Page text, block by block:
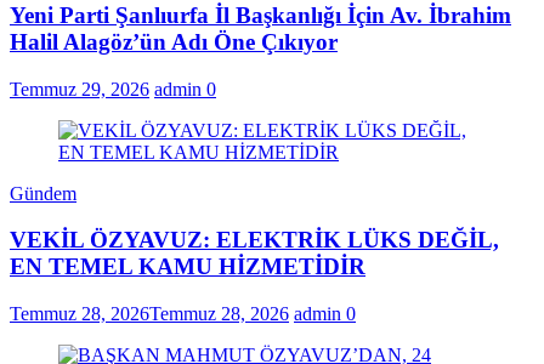
Yeni Parti Şanlıurfa İl Başkanlığı İçin Av. İbrahim
Halil Alagöz’ün Adı Öne Çıkıyor
Temmuz 29, 2026 admin 0
Gündem
VEKİL ÖZYAVUZ: ELEKTRİK LÜKS DEĞİL,
EN TEMEL KAMU HİZMETİDİR
Temmuz 28, 2026Temmuz 28, 2026 admin 0